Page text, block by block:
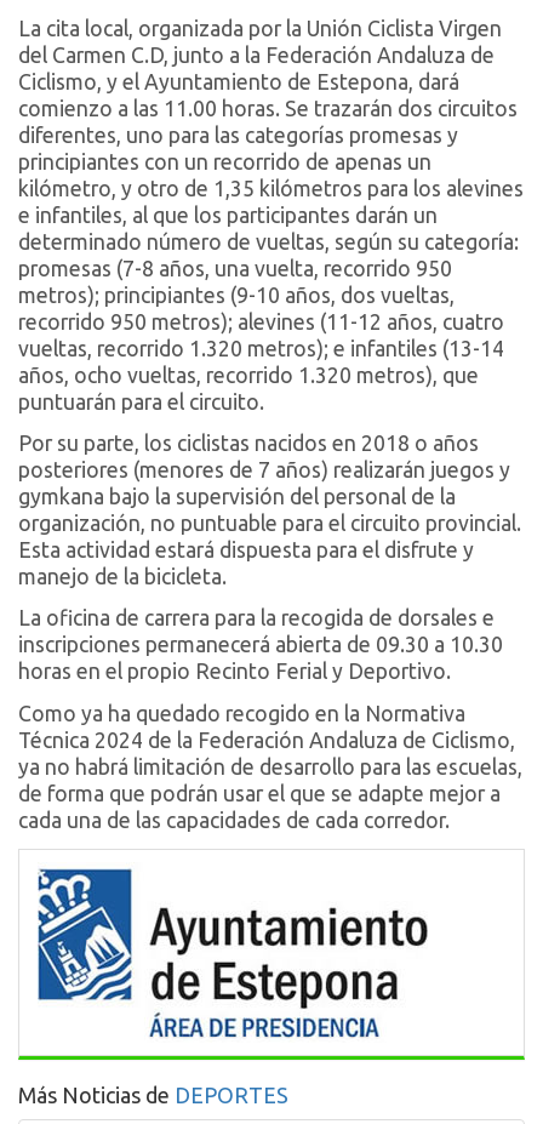
La cita local, organizada por la Unión Ciclista Virgen
del Carmen C.D, junto a la Federación Andaluza de
Ciclismo, y el Ayuntamiento de Estepona, dará
comienzo a las 11.00 horas. Se trazarán dos circuitos
diferentes, uno para las categorías promesas y
principiantes con un recorrido de apenas un
kilómetro, y otro de 1,35 kilómetros para los alevines
e infantiles, al que los participantes darán un
determinado número de vueltas, según su categoría:
promesas (7-8 años, una vuelta, recorrido 950
metros); principiantes (9-10 años, dos vueltas,
recorrido 950 metros); alevines (11-12 años, cuatro
vueltas, recorrido 1.320 metros); e infantiles (13-14
años, ocho vueltas, recorrido 1.320 metros), que
puntuarán para el circuito.
Por su parte, los ciclistas nacidos en 2018 o años
posteriores (menores de 7 años) realizarán juegos y
gymkana bajo la supervisión del personal de la
organización, no puntuable para el circuito provincial.
Esta actividad estará dispuesta para el disfrute y
manejo de la bicicleta.
La oficina de carrera para la recogida de dorsales e
inscripciones permanecerá abierta de 09.30 a 10.30
horas en el propio Recinto Ferial y Deportivo.
Como ya ha quedado recogido en la Normativa
Técnica 2024 de la Federación Andaluza de Ciclismo,
ya no habrá limitación de desarrollo para las escuelas,
de forma que podrán usar el que se adapte mejor a
cada una de las capacidades de cada corredor.
Más Noticias de DEPORTES